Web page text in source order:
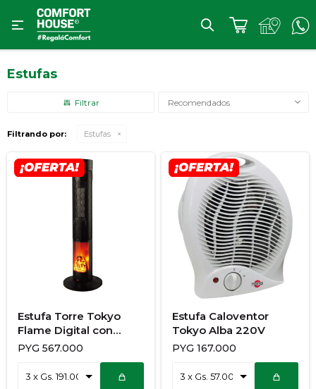

Estufas
Recomendados
Filtrando por: Estufas
Estufa Torre Tokyo
Flame Digital con
Funcion Ventilador con
PYG 567.000
Estufa Caloventor
Tokyo Alba 220V
PYG 167.000